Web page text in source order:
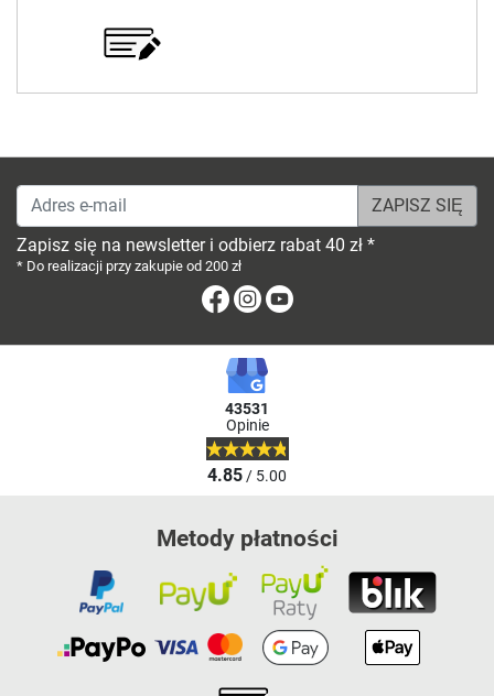
Adres e-mail
Zapisz się na newsletter i odbierz rabat 40 zł *
* Do realizacji przy zakupie od 200 zł
FacebookInstagram
43531
Opinie
4.85/ 5.00
Metody płatności